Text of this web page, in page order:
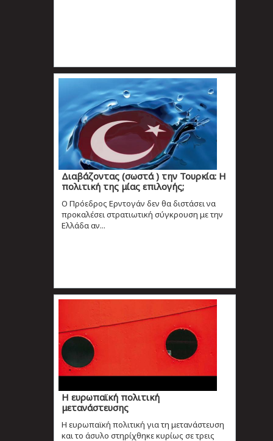
Διαβάζοντας (σωστά ) την Τουρκία: Η
πολιτική της μίας επιλογής;
Ο Πρόεδρος Ερντογάν δεν θα διστάσει να
προκαλέσει στρατιωτική σύγκρουση με την
Ελλάδα αν...
H ευρωπαϊκή πολιτική
μετανάστευσης
Η ευρωπαϊκή πολιτική για τη μετανάστευση
και το άσυλο στηρίχθηκε κυρίως σε τρεις